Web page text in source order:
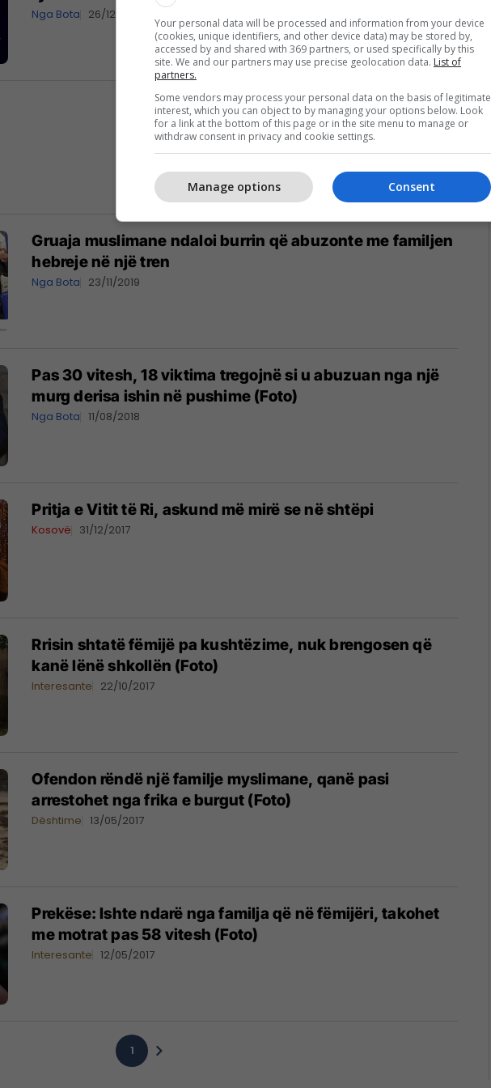
Nga Bota 26/12/2019
Gruaja muslimane ndaloi burrin që abuzonte me familjen
hebreje në një tren
Nga Bota 23/11/2019
Pas 30 vitesh, 18 viktima tregojnë si u abuzuan nga një
murg derisa ishin në pushime (Foto)
Nga Bota 11/08/2018
Pritja e Vitit të Ri, askund më mirë se në shtëpi
Kosovë 31/12/2017
Rrisin shtatë fëmijë pa kushtëzime, nuk brengosen që
kanë lënë shkollën (Foto)
Interesante 22/10/2017
Ofendon rëndë një familje myslimane, qanë pasi
arrestohet nga frika e burgut (Foto)
Dështime 13/05/2017
Prekëse: Ishte ndarë nga familja që në fëmijëri, takohet
me motrat pas 58 vitesh (Foto)
Interesante 12/05/2017
1
Your personal data will be processed and information from your device
(cookies, unique identifiers, and other device data) may be stored by,
accessed by and shared with 369 partners, or used specifically by this
site. We and our partners may use precise geolocation data. List of
partners.
Some vendors may process your personal data on the basis of legitimate
interest, which you can object to by managing your options below. Look
for a link at the bottom of this page or in the site menu to manage or
withdraw consent in privacy and cookie settings.
Consent
Manage options